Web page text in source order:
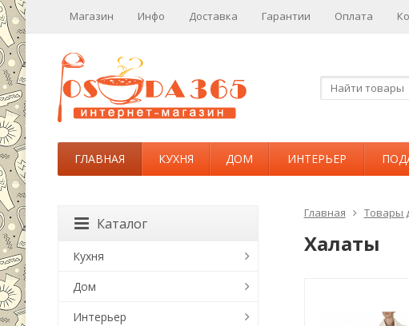
Магазин Инфо Доставка Гарантии Оплата
ГЛАВНАЯ КУХНЯ ДОМ ИНТЕРЬЕР
Главная Товары
Халаты
Каталог
Кухня
Дом
Интерьер